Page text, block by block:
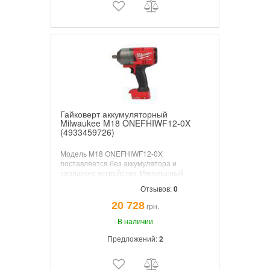
Гайковерт аккумуляторный
Milwaukee M18 ONEFHIWF12-0X
(4933459726)
Модель M18 ONEFHIWF12-0X
поставляется без аккумулятора и
зарядного устройства. Импульсный
рекомендован для профессиональной
деятельности по завинчиванию и
отвинчиванию крепежных изделий в
широком ряде размерностей.
центрах обслуживания и ремонта
и на производственных линиях.
Отзывов:0
20 728грн.
В наличии
Предложений:2